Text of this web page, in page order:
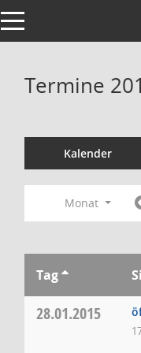
Toggle navigation
Termine
Kalender
Monat
Tag
28.01.2015